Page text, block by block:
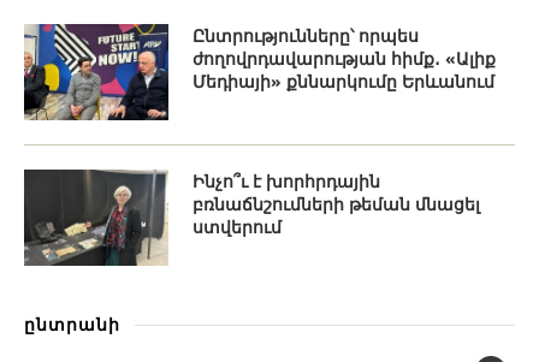
Ընտրությունները՝ որպես
ժողովրդավարության հիմք․ «Ալիք
Մեդիայի» քննարկումը Երևանում
Ինչո՞ւ է խորհրդային
բռնաճնշումների թեման մնացել
ստվերում
ընտրանի